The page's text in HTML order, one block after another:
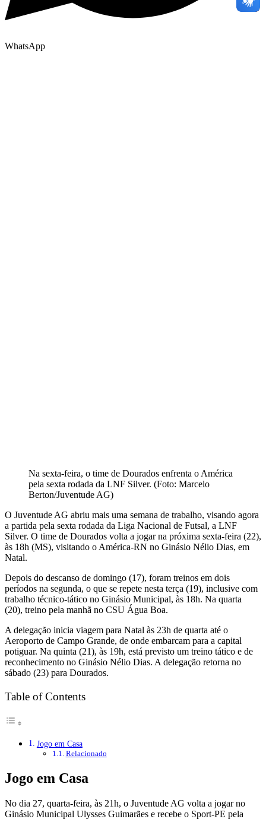
WhatsApp
Na sexta-feira, o time de Dourados enfrenta o América
pela sexta rodada da LNF Silver. (Foto: Marcelo
Berton/Juventude AG)
O Juventude AG abriu mais uma semana de trabalho, visando agora
a partida pela sexta rodada da Liga Nacional de Futsal, a LNF
Silver. O time de Dourados volta a jogar na próxima sexta-feira (22),
às 18h (MS), visitando o América-RN no Ginásio Nélio Dias, em
Natal.
Depois do descanso de domingo (17), foram treinos em dois
períodos na segunda, o que se repete nesta terça (19), inclusive com
trabalho técnico-tático no Ginásio Municipal, às 18h. Na quarta
(20), treino pela manhã no CSU Água Boa.
A delegação inicia viagem para Natal às 23h de quarta até o
Aeroporto de Campo Grande, de onde embarcam para a capital
potiguar. Na quinta (21), às 19h, está previsto um treino tático e de
reconhecimento no Ginásio Nélio Dias. A delegação retorna no
sábado (23) para Dourados.
Table of Contents
Jogo em Casa
Relacionado
Jogo em Casa
No dia 27, quarta-feira, às 21h, o Juventude AG volta a jogar no
Ginásio Municipal Ulysses Guimarães e recebe o Sport-PE pela